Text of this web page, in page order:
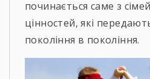
починається саме з
цінностей, які
покоління в покоління.